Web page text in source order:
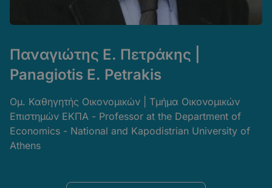
Παναγιώτης Ε. Πετράκης |
Panagiotis E. Petrakis
Ομ. Καθηγητής Οικονομικών | Τμήμα Οικονομικών
Επιστημών ΕΚΠΑ - Professor at the Department of
Economics - National and Kapodistrian University of
Athens